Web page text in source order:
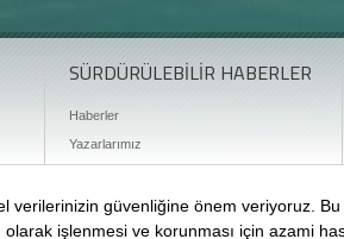
SÜRDÜRÜLEBİLİR HABERLER
Haberler
Yazarlarımız
Sürdürülebilirlik Kütüphanesi
Karbon Sayacı